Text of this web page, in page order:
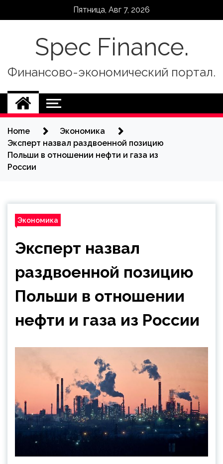
Пятница, Авг 7, 2026
Spec Finance.
Финансово-экономический портал.
Home
Экономика
Эксперт назвал раздвоенной позицию
Польши в отношении нефти и газа из
России
Экономика
Эксперт назвал
раздвоенной позицию
Польши в отношении
нефти и газа из России